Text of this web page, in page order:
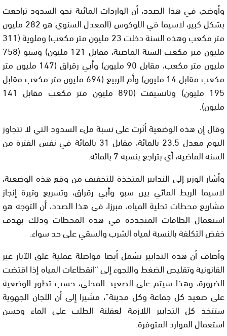
وأوضح، في هذا الصدد، أن الواردات المائية نحو السدود تراجعت
بشكل كبير، لاسيما في اللوكوس (المعدل السنوي هو 282 مليون
متر مكعب وهذه السنة دخلت 23 مليون متر مكعب) وملوية (311
مليون متر مكعب السنة الماضية، مقابل 121 مليون) وسبو (758
مليون متر مكعب، مقابل 90 مليون) وأبي رقراق (147 مليون متر
مكعب مقابل 14 مليون) وأم الربيع (694 مليون متر مكعب مقابل
195 مليون) وتانسيفت (890 مليون متر مكعب مقابل 141
مليون).
وقال إن هذه الوضعية أثرت على نسبة ملء السدود التي لا تتجاوز
اليوم معدل 23.5 بالمائة، مقابل 31 بالمائة في نفس الفترة من
السنة الماضية، أي بتراجع بنسبة 7 بالمائة.
وأشار الوزير إلى التدابير المتخذة للتخفيف من وقع هذه الوضعية،
لاسيما الربط المائي بين سبو وأبي رقراق، وتسريع وتيرة إنجاز
مشاريع محطات تحلية المياه، مبرزا، في هذا الصدد، أن التوجه هو
استعمال الطاقات المتجددة في هذه المحطات وذلك بهدف
خفض التكلفة بالنسبة لمياه الشرب والسقي على حد سواء.
وأضاف أن هذه التدابير تشمل أيضا مواصلة عملية غلق الآبار غير
القانونية وتقليص الضغط واللجوء إلى “انقطاعات المياه إذا اقتضت
الضرورة، وهذا سيتم على الصعيد المحلي، حسب تطور الوضعية
على صعيد كل جماعة وكل مدينة”، مشيرا إلى أن اللجان الجهوية
ستتخذ كل التدابير اللازمة لعقلنة الطلب على الماء وحسن
استعمال الموارد المتوفرة.